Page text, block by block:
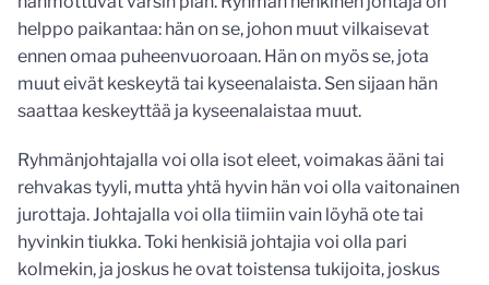
helppo paikantaa: hän on se, johon muut vilkaisevat
ennen omaa puheenvuoroaan. Hän on myös se, jota
muut eivät keskeytä tai kyseenalaista. Sen sijaan hän
saattaa keskeyttää ja kyseenalaistaa muut.
Ryhmänjohtajalla voi olla isot eleet, voimakas ääni tai
rehvakas tyyli, mutta yhtä hyvin hän voi olla vaitonainen
jurottaja. Johtajalla voi olla tiimiin vain löyhä ote tai
hyvinkin tiukka. Toki henkisiä johtajia voi olla pari
kolmekin, ja joskus he ovat toistensa tukijoita, joskus